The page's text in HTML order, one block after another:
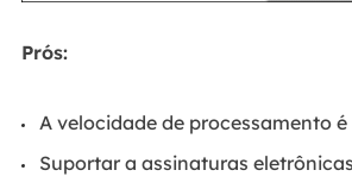
Prós:
A velocidade de processamento
Suportar a assinaturas eletrônicas